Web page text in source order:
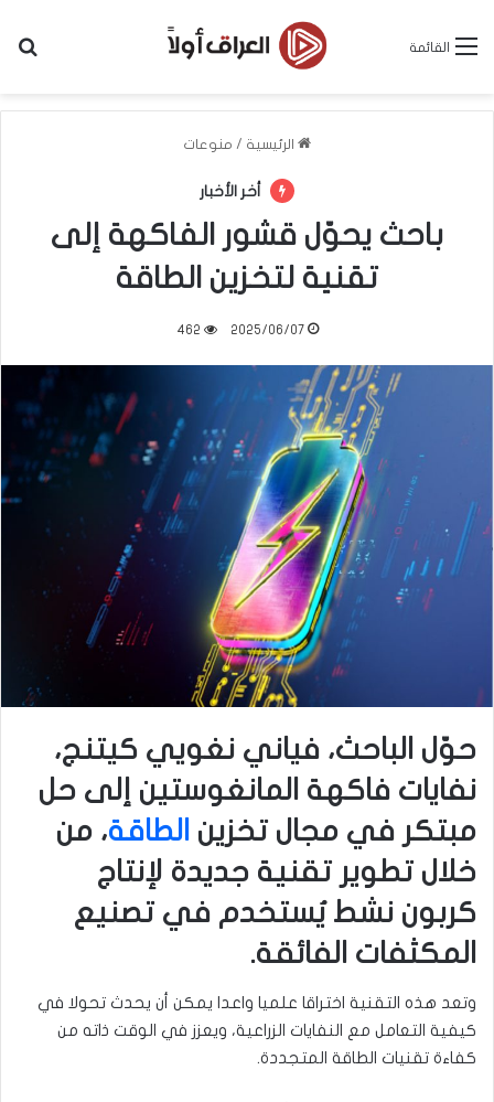
القائمة
الرئيسية / منوعات
أخر الأخبار
باحث يحوّل قشور الفاكهة إلى
تقنية لتخزين الطاقة
2025/06/07
462
حوّل الباحث، فياني نغويي كيتنج،
نفايات فاكهة المانغوستين إلى حل
مبتكر في مجال تخزين الطاقة، من
خلال تطوير تقنية جديدة لإنتاج
كربون نشط يُستخدم في تصنيع
المكثفات الفائقة.
وتعد هذه التقنية اختراقا علميا واعدا يمكن أن يحدث تحولا في
كيفية التعامل مع النفايات الزراعية، ويعزز في الوقت ذاته من
كفاءة تقنيات الطاقة المتجددة.